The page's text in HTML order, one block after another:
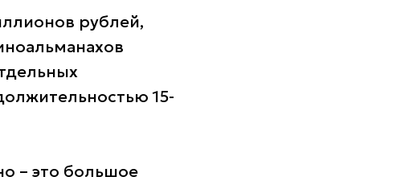
рублей,
15-
– это большое